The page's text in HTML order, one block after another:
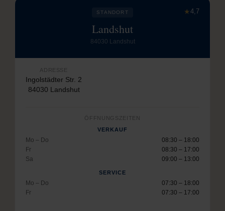
★4,7
STANDORT
Landshut
84030 Landshut
ADRESSE
Ingolstädter Str. 2
84030 Landshut
ÖFFNUNGSZEITEN
VERKAUF
Mo – Do
08:30 – 18:00
Fr
08:30 – 17:00
Sa
09:00 – 13:00
SERVICE
Mo – Do
07:30 – 18:00
Fr
07:30 – 17:00